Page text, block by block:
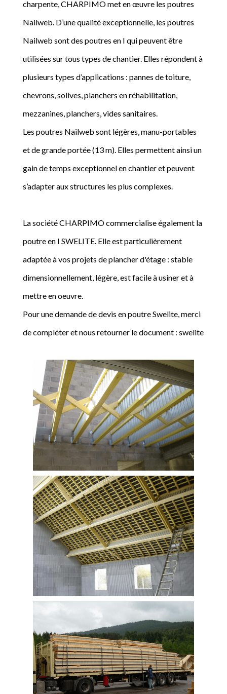
charpente, CHARPIMO met en œuvre les poutres
Nailweb. D’une qualité exceptionnelle, les poutres
Nailweb sont des poutres en I qui peuvent être
utilisées sur tous types de chantier. Elles répondent à
plusieurs types d’applications : pannes de toiture,
chevrons, solives, planchers en réhabilitation,
mezzanines, planchers, vides sanitaires.
Les poutres Nailweb sont légères, manu-portables
et de grande portée (13 m). Elles permettent ainsi un
gain de temps exceptionnel en chantier et peuvent
s’adapter aux structures les plus complexes.
La société CHARPIMO commercialise également la
poutre en I SWELITE. Elle est particulièrement
adaptée à vos projets de plancher d'étage : stable
dimensionnellement, légère, est facile à usiner et à
mettre en oeuvre.
Pour une demande de devis en poutre Swelite, merci
de compléter et nous retourner le document : swelite